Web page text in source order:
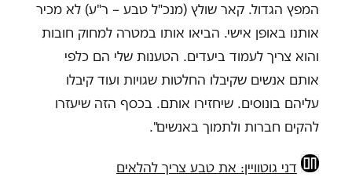
המפץ הגדול. קאר שולץ (מנכ"ל טבע – ר"ע) לא מכיר
אותנו באופן אישי. הביאו אותו במטרה למחוק חובות
והוא צריך לעמוד ביעדים. הטענות שלי הם כלפי
אותם אנשים שקיבלו החלטות שגויות ועוד קיבלו
עליהם בונוסים. שיחזירו אותם. בכסף הזה שיעזרו
להקים חברות ולתמוך באנשים".
דני גוטוויין: את טבע צריך להלאים